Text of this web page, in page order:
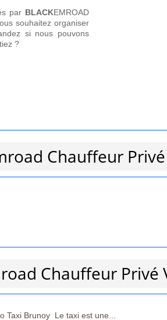
par BLACKEMROAD
souhaitez organiser
si nous pouvons
?
Chauffeur Privé
Chauffeur Privé
Taxi Brunoy Le taxi est une...